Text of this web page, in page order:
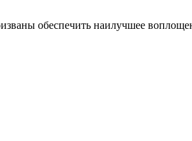
обеспечить наилучшее